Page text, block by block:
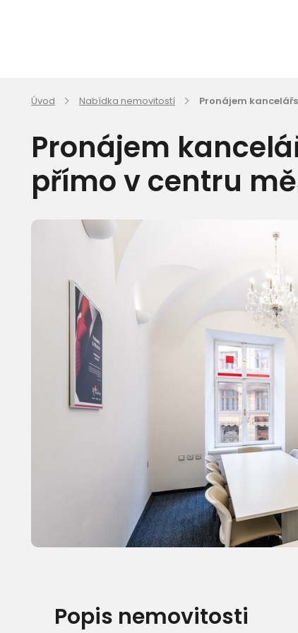
Úvod Nabídka nemovitostí Pronájem
Pronájem
přímo v centru
Popis nemovitosti